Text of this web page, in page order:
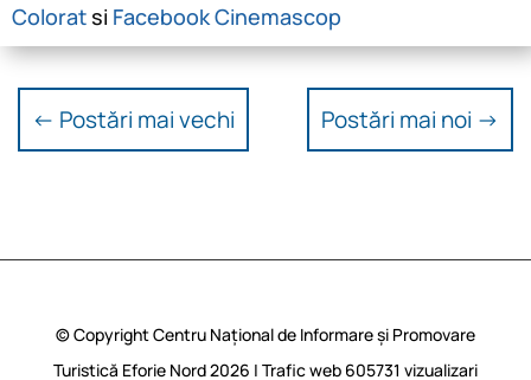
Coloratsi Facebook Cinemascop
← Postări mai vechi Postări mai noi →
© Copyright Centru Național de Informare și Promovare
Turistică Eforie Nord 2026 | Trafic web 605731 vizualizari